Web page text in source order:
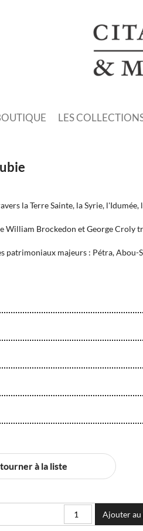
LES
la Terre Sainte, la Syrie, l'Idumée,
William Brockedon et George Croly
patrimoniaux majeurs : Pétra, Abou-
à la liste
Ajouter au